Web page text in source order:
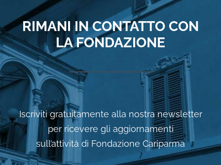
RIMANI IN CONTATTO CON
LA FONDAZIONE
Iscriviti gratuitamente alla nostra newsletter
per ricevere gli aggiornamenti
sull’attività di Fondazione Cariparma